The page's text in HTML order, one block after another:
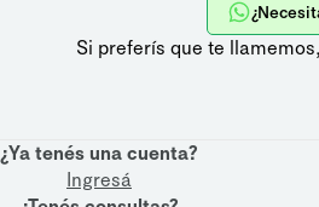
Si preferís que te llamemos,
¿Ya tenés una cuenta?
Ingresá